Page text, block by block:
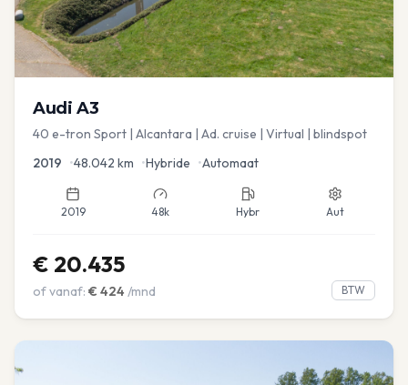
Audi A3
40 e-tron Sport | Alcantara | Ad. cruise | Virtual | blindspot
2019 •48.042 km •Hybride •Automaat
2019 48k Hybr Aut
€ 20.435
of vanaf: € 424 /mnd BTW